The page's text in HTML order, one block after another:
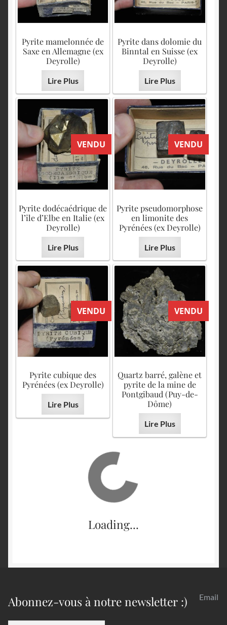
Pyrite mamelonnée de
Saxe en Allemagne (ex
Deyrolle)
Lire Plus
Pyrite dans dolomie du
Binntal en Suisse (ex
Deyrolle)
Lire Plus
VENDU
Pyrite dodécaédrique de
l’île d’Elbe en Italie (ex
Deyrolle)
Lire Plus
VENDU
Pyrite pseudomorphose
en limonite des
Pyrénées (ex Deyrolle)
Lire Plus
VENDU
Pyrite cubique des
Pyrénées (ex Deyrolle)
Lire Plus
VENDU
Quartz barré, galène et
pyrite de la mine de
Pontgibaud (Puy-de-
Dôme)
Lire Plus
Loading...
Abonnez-vous à notre newsletter :) Email